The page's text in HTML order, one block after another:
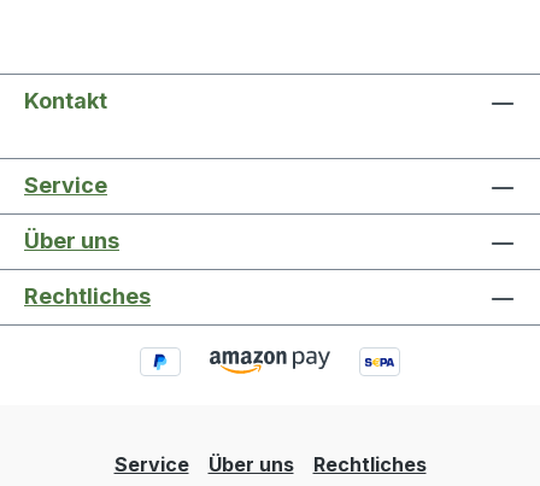
Kontakt
Service
Über uns
Rechtliches
Service Über uns Rechtliches